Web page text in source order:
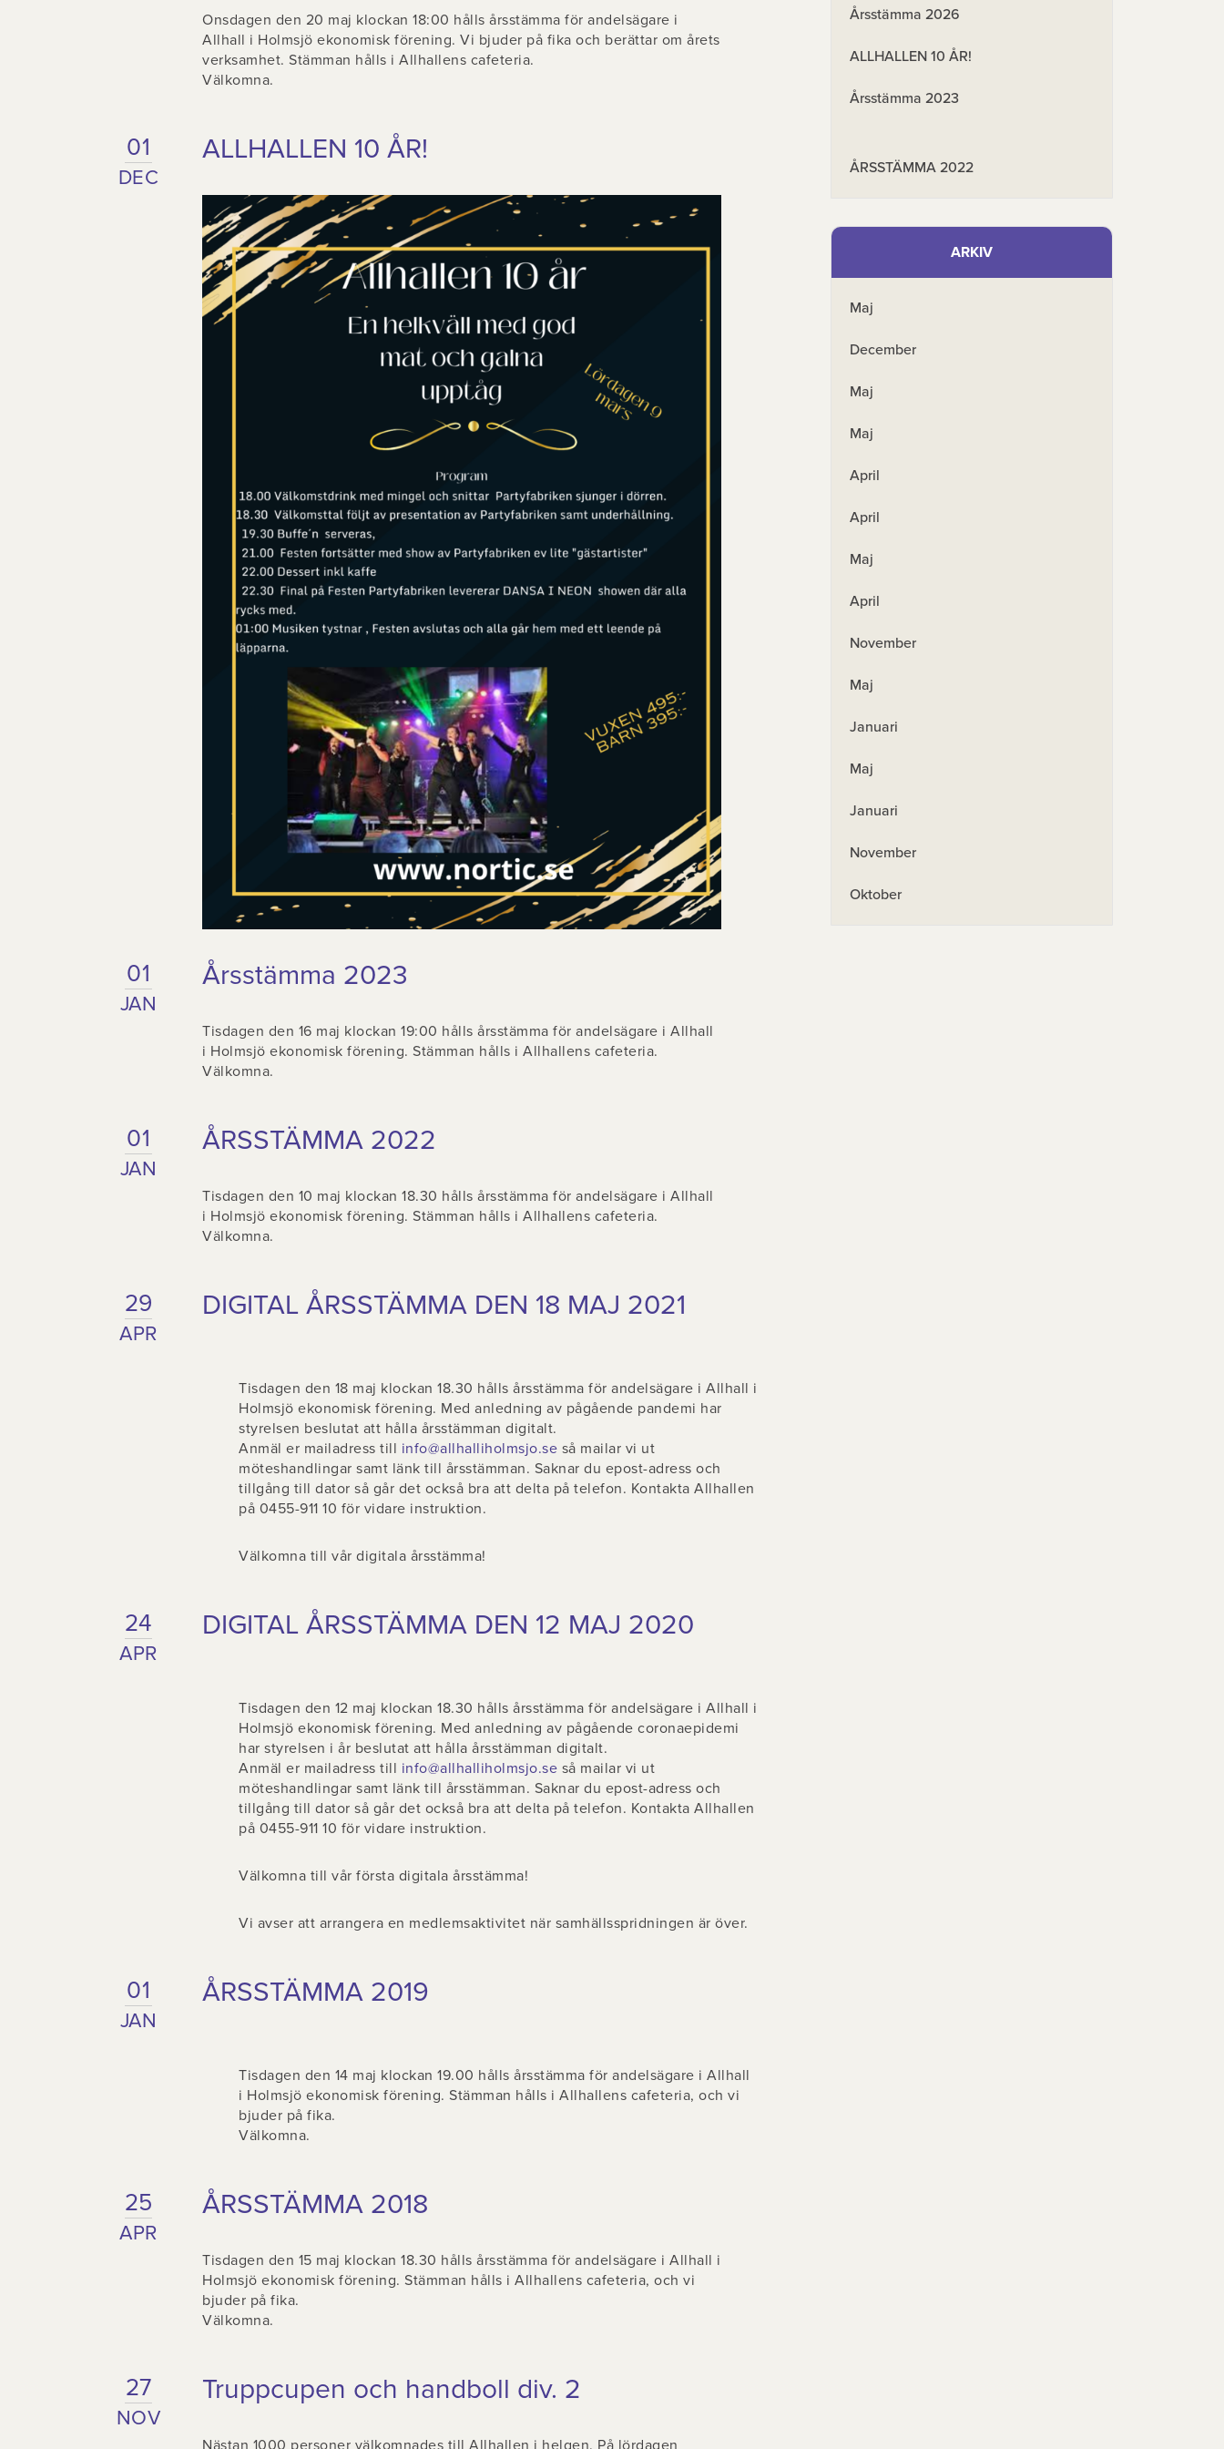
Onsdagen den 20 maj klockan 18:00 hålls årsstämma för andelsägare i
Allhall i Holmsjö ekonomisk förening. Vi bjuder på fika och berättar om årets
verksamhet. Stämman hålls i Allhallens cafeteria.
Välkomna.
01
DEC
ALLHALLEN 10 ÅR!
01
JAN
Årsstämma 2023
Tisdagen den 16 maj klockan 19:00 hålls årsstämma för andelsägare i Allhall
i Holmsjö ekonomisk förening. Stämman hålls i Allhallens cafeteria.
Välkomna.
01
JAN
ÅRSSTÄMMA 2022
Tisdagen den 10 maj klockan 18.30 hålls årsstämma för andelsägare i Allhall
i Holmsjö ekonomisk förening. Stämman hålls i Allhallens cafeteria.
Välkomna.
29
APR
DIGITAL ÅRSSTÄMMA DEN 18 MAJ 2021
Tisdagen den 18 maj klockan 18.30 hålls årsstämma för andelsägare i Allhall i
Holmsjö ekonomisk förening. Med anledning av pågående pandemi har
styrelsen beslutat att hålla årsstämman digitalt.
Anmäl er mailadress till info@allhalliholmsjo.se så mailar vi ut
möteshandlingar samt länk till årsstämman. Saknar du epost-adress och
tillgång till dator så går det också bra att delta på telefon. Kontakta Allhallen
på 0455-911 10 för vidare instruktion.
Välkomna till vår digitala årsstämma!
24
APR
DIGITAL ÅRSSTÄMMA DEN 12 MAJ 2020
Tisdagen den 12 maj klockan 18.30 hålls årsstämma för andelsägare i Allhall i
Holmsjö ekonomisk förening. Med anledning av pågående coronaepidemi
har styrelsen i år beslutat att hålla årsstämman digitalt.
Anmäl er mailadress till info@allhalliholmsjo.se så mailar vi ut
möteshandlingar samt länk till årsstämman. Saknar du epost-adress och
tillgång till dator så går det också bra att delta på telefon. Kontakta Allhallen
på 0455-911 10 för vidare instruktion.
Välkomna till vår första digitala årsstämma!
Vi avser att arrangera en medlemsaktivitet när samhällsspridningen är över.
01
JAN
ÅRSSTÄMMA 2019
Tisdagen den 14 maj klockan 19.00 hålls årsstämma för andelsägare i Allhall
i Holmsjö ekonomisk förening. Stämman hålls i Allhallens cafeteria, och vi
bjuder på fika.
Välkomna.
25
APR
ÅRSSTÄMMA 2018
Tisdagen den 15 maj klockan 18.30 hålls årsstämma för andelsägare i Allhall i
Holmsjö ekonomisk förening. Stämman hålls i Allhallens cafeteria, och vi
bjuder på fika.
Välkomna.
27
NOV
Truppcupen och handboll div. 2
Årsstämma 2026
ALLHALLEN 10 ÅR!
Årsstämma 2023
ÅRSSTÄMMA 2022
ARKIV
Maj
December
Maj
Maj
April
April
Maj
April
November
Maj
Januari
Maj
Januari
November
Oktober